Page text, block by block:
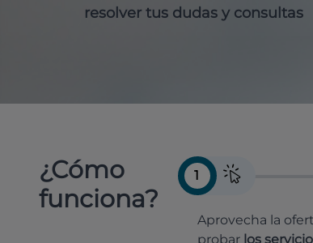
resolver tus dudas y consultas
¿Cómo
funciona?
1
Aprovecha la
probar los